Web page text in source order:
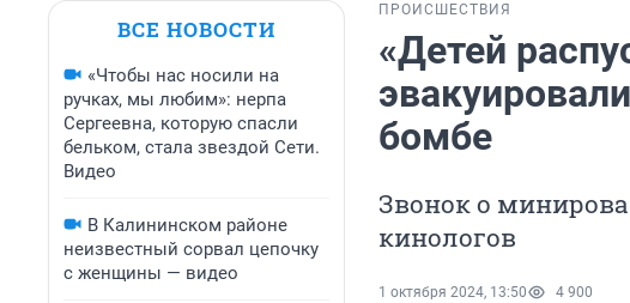
ВСЕ НОВОСТИ
«Чтобы нас носили на
ручках, мы любим»: нерпа
Сергеевна, которую спасли
бельком, стала звездой Сети.
Видео
В Калининском районе
неизвестный сорвал цепочку
с женщины — видео
ПРОИСШЕСТВИЯ
«Детей
бомбе
Звонок о
кинологов
1 октября 2024, 13:50 4 900